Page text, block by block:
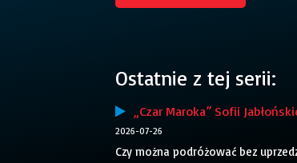
Ostatnie z tej serii:
„Czar Maroka” Sofii
2026-07-26
Czy można podróżować bez